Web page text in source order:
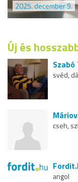
2025. december 9.
Új és
svéd,
cseh,
angol